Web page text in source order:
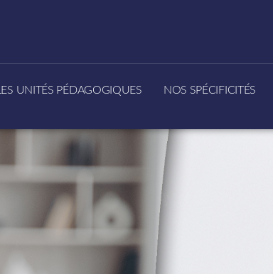
LES UNITÉS PÉDAGOGIQUES NOS SPÉCIFICITÉS